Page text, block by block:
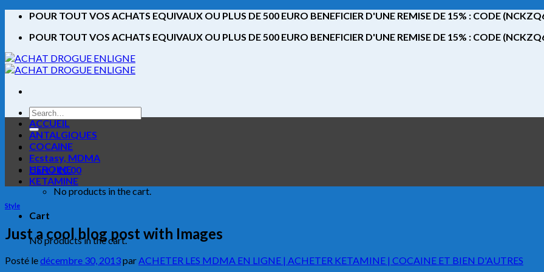
Skip
content
POUR TOUT VOS ACHATS EQUIVAUX OU PLUS DE 500 EURO BENEFICIER D'UNE REMISE DE 15% : CODE
POUR TOUT VOS ACHATS EQUIVAUX OU PLUS DE 500 EURO BENEFICIER D'UNE REMISE DE 15% : CODE
Search
for:
Cart /€0.00
No products in the cart.
Cart
No products in the cart.
ACCUEIL
ANTALGIQUES
COCAINE
Ecstasy, MDMA
HEROINE
KETAMINE
Style
Just a cool blog post with Images
Posté ledécembre 30, 2013parACHETER LES MDMA EN LIGNE | ACHETER KETAMINE | COCAINE ET BIEN D'AUTRES